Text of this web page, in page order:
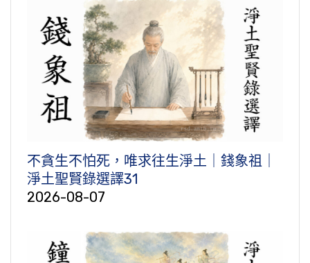
不貪生不怕死，唯求往生淨土｜錢象祖｜
淨土聖賢錄選譯31
2026-08-07